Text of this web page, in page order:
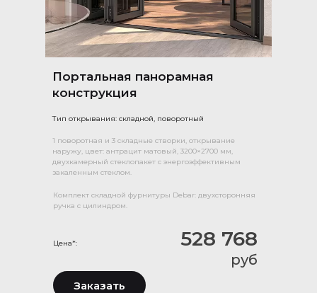
Портальная панорамная
конструкция
Тип открывания: складной, поворотный
528 768
руб
Цена*:
1 поворотная и 3 складные створки, открывание
наружу, цвет: антрацит матовый, 3200×2700 мм,
двухкамерный стеклопакет с энергоэффективным
закаленным стеклом.
Комплект складной фурнитуры Debar: двухсторонняя
ручка с цилиндром.
Заказать